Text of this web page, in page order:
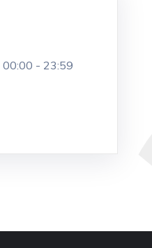
00:00 - 23:59